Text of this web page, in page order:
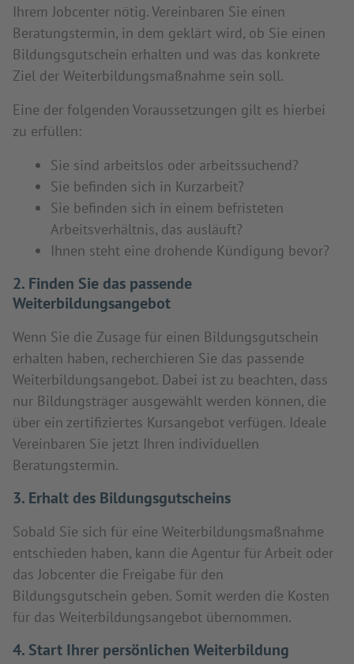
Ihrem Jobcenter nötig. Vereinbaren Sie einen
Beratungstermin, in dem geklärt wird, ob Sie einen
Bildungsgutschein erhalten und was das konkrete
Ziel der Weiterbildungsmaßnahme sein soll.
Eine der folgenden Voraussetzungen gilt es hierbei
zu erfüllen:
Sie sind arbeitslos oder arbeitssuchend?
Sie befinden sich in Kurzarbeit?
Sie befinden sich in einem befristeten
Arbeitsverhältnis, das ausläuft?
Ihnen steht eine drohende Kündigung bevor?
2. Finden Sie das passende
Weiterbildungsangebot
Wenn Sie die Zusage für einen Bildungsgutschein
erhalten haben, recherchieren Sie das passende
Weiterbildungsangebot. Dabei ist zu beachten, dass
nur Bildungsträger ausgewählt werden können, die
über ein zertifiziertes Kursangebot verfügen. Ideale
Vereinbaren Sie jetzt Ihren individuellen
Beratungstermin.
3. Erhalt des Bildungsgutscheins
Sobald Sie sich für eine Weiterbildungsmaßnahme
entschieden haben, kann die Agentur für Arbeit oder
das Jobcenter die Freigabe für den
Bildungsgutschein geben. Somit werden die Kosten
für das Weiterbildungsangebot übernommen.
4. Start Ihrer persönlichen Weiterbildung